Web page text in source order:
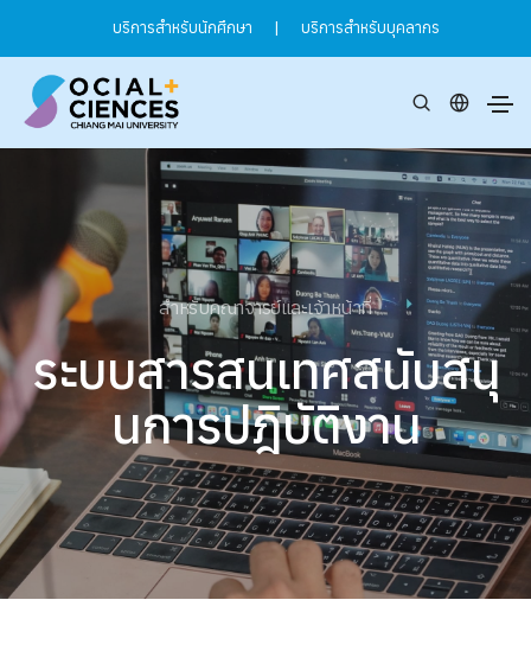
บริการสำหรับนักศึกษา | บริการสำหรับบุคลากร
สำหรับคณาจารย์และเจ้าหน้าที่
ระบบสารสนเทศสนับสนุ
นการปฎิบัติงาน